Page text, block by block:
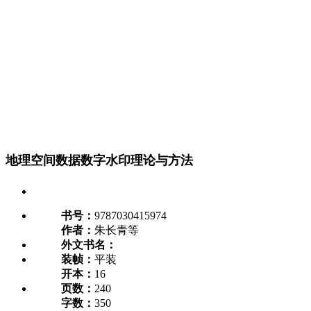
地理空间数据数字水印理论与方法
书号： 9787030415974
作者： 朱长青等
外文书名：
装帧： 平装
开本： 16
页数： 240
字数： 350